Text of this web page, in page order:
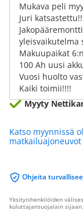
Mukava peli
Juri
yleisvaikutelma
Makuupaikat
100 Ah uusi
Vuosi huolto
Kaiki toimii!!!!
Myyty
Katso myynnissä
matkailuajoneuvot
Ohjeita
Yksityishenkilöiden
kuluttajansuojalain sijaan.